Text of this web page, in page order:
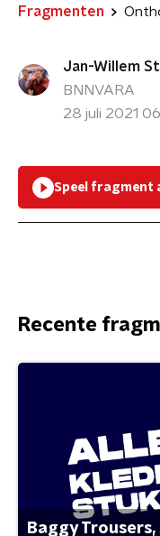
Fragmenten
Jan-Willem
BNNVARA
28 juli 2021
Speel fragment
Recente
Baggy